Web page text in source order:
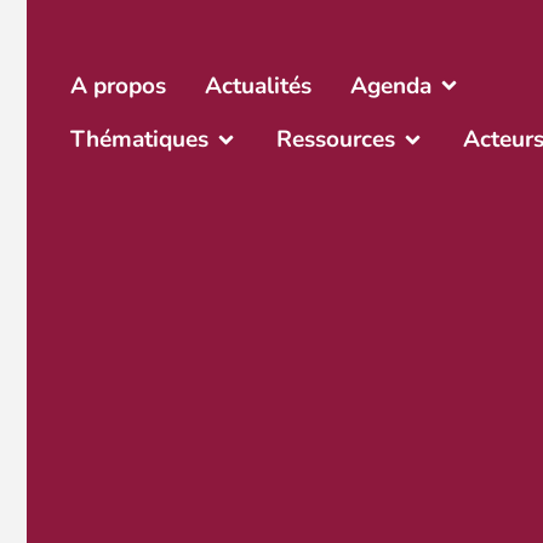
A propos Actualités
Agenda
Thématiques
Ressources Acteurs